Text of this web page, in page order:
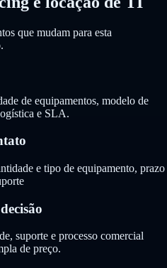
que mudam para esta
de equipamentos, modelo de
e SLA.
e tipo de equipamento, prazo
suporte e processo comercial
de preço.